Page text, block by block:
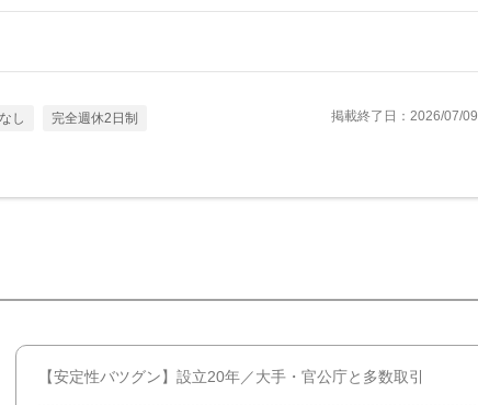
し 完全週休2日制 掲載終了日：2026/07/09
【安定性バツグン】設立20年／大手・官公庁と多数取引